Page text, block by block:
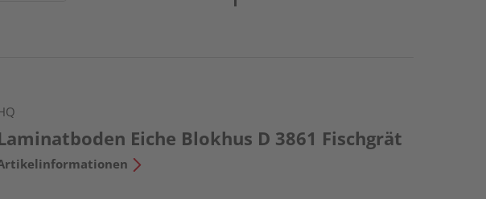
Eiche Blokhus D 3861 Fischgrät